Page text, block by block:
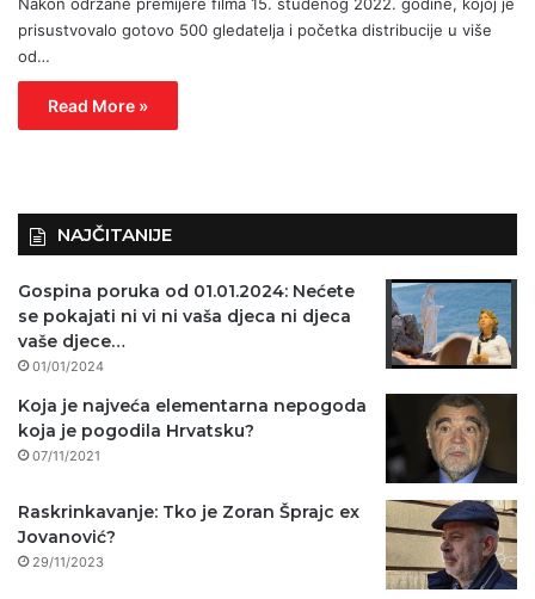
prisustvovalo gotovo 500 gledatelja i početka distribucije u više
od…
Read More »
NAJČITANIJE
Gospina poruka od 01.01.2024: Nećete
se pokajati ni vi ni vaša djeca ni djeca
vaše djece…
01/01/2024
Koja je najveća elementarna nepogoda
koja je pogodila Hrvatsku?
07/11/2021
Raskrinkavanje: Tko je Zoran Šprajc ex
Jovanović?
29/11/2023